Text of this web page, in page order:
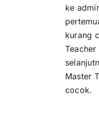
ke
kurang
Master
cocok.